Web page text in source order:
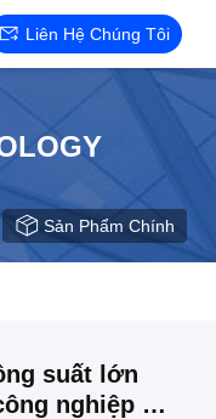
Liên Hệ Chúng Tôi
Sản Phẩm Chính
suất lớn
nghiệp 2-